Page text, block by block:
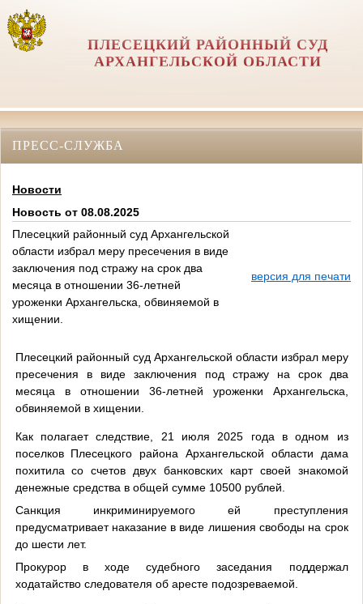
ПЛЕСЕЦКИЙ РАЙОННЫЙ СУД
АРХАНГЕЛЬСКОЙ ОБЛАСТИ
ПРЕСС-СЛУЖБА
Новости
Новость от 08.08.2025
Плесецкий районный суд Архангельской
области избрал меру пресечения в виде
заключения под стражу на срок два
месяца в отношении 36-летней
уроженки Архангельска, обвиняемой в
хищении.
версия для печати
Плесецкий районный суд Архангельской области избрал меру
пресечения в виде заключения под стражу на срок два
месяца в отношении 36-летней уроженки Архангельска,
обвиняемой в хищении.
Как полагает следствие, 21 июля 2025 года в одном из
поселков Плесецкого района Архангельской области дама
похитила со счетов двух банковских карт своей знакомой
денежные средства в общей сумме 10500 рублей.
Санкция инкриминируемого ей преступления
предусматривает наказание в виде лишения свободы на срок
до шести лет.
Прокурор в ходе судебного заседания поддержал
ходатайство следователя об аресте подозреваемой.